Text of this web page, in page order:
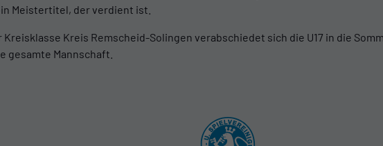
Meistertitel, der verdient ist.
Kreisklasse Kreis Remscheid-Solingen verabschiedet sich die U17 in die
gesamte Mannschaft.